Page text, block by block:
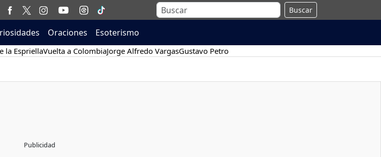
Buscar
Oraciones Esoterismo
la EspriellaVuelta a ColombiaJorge Alfredo VargasGustavo Petro